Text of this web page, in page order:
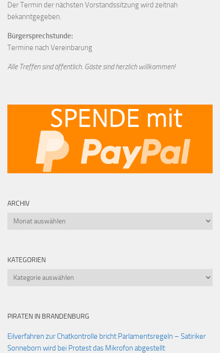
Der Termin der nächsten Vorstandssitzung wird zeitnah
bekanntgegeben.
Bürgersprechstunde:
Termine nach Vereinbarung
Alle Treffen sind öffentlich. Gäste sind herzlich willkommen!
ARCHIV
Archiv
KATEGORIEN
Kategorien
PIRATEN IN BRANDENBURG
Eilverfahren zur Chatkontrolle bricht Parlamentsregeln – Satiriker
Sonneborn wird bei Protest das Mikrofon abgestellt